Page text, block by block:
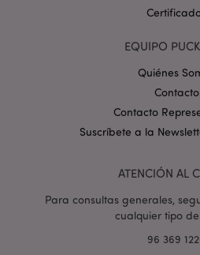
EQUIPO
Quiénes
Contacto
Contacto
Suscríbete a la
ATENCIÓN AL
Para consultas generales,
cualquier tipo
96 369
invalidation